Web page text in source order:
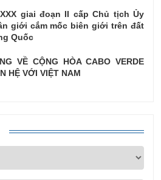
giai đoạn II cấp Chủ tịch Ủy
giới cắm mốc biên giới trên đất
Quốc
VỀ CỘNG HÒA CABO VERDE
HỆ VỚI VIỆT NAM